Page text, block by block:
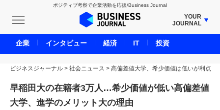
ポジティブ考察で企業活動を応援/Business Journal
YOUR
JOURNAL
BUSINESS JOURNAL
UNICORN JOURNAL
CARBON CREDITS JOURNAL
IVS JOURNAL
ENERGY MANAGEMENT JOURNAL
ビジネスジャーナル > 社会ニュース > 高偏差値大学、希少価値は低いが利点
早稲田大の在籍者3万人…希少価値が低い高偏差値
大学、進学のメリット大の理由
企業 インタビュー 経済 IT 投資